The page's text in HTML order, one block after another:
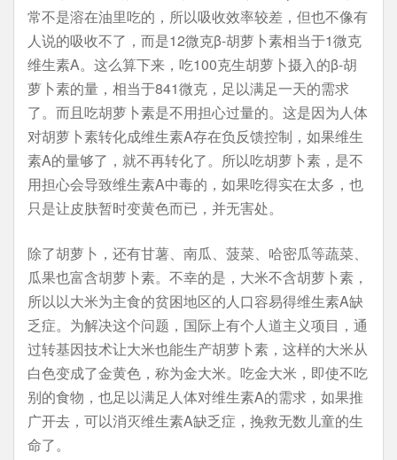
常不是溶在油里吃的，所以吸收效率较差，但也不像有
人说的吸收不了，而是12微克β-胡萝卜素相当于1微克
维生素A。这么算下来，吃100克生胡萝卜摄入的β-胡
萝卜素的量，相当于841微克，足以满足一天的需求
了。而且吃胡萝卜素是不用担心过量的。这是因为人体
对胡萝卜素转化成维生素A存在负反馈控制，如果维生
素A的量够了，就不再转化了。所以吃胡萝卜素，是不
用担心会导致维生素A中毒的，如果吃得实在太多，也
只是让皮肤暂时变黄色而已，并无害处。
除了胡萝卜，还有甘薯、南瓜、菠菜、哈密瓜等蔬菜、
瓜果也富含胡萝卜素。不幸的是，大米不含胡萝卜素，
所以以大米为主食的贫困地区的人口容易得维生素A缺
乏症。为解决这个问题，国际上有个人道主义项目，通
过转基因技术让大米也能生产胡萝卜素，这样的大米从
白色变成了金黄色，称为金大米。吃金大米，即使不吃
别的食物，也足以满足人体对维生素A的需求，如果推
广开去，可以消灭维生素A缺乏症，挽救无数儿童的生
命了。